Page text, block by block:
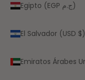
Egipto (EGP ج.م)
El Salvador (USD $)